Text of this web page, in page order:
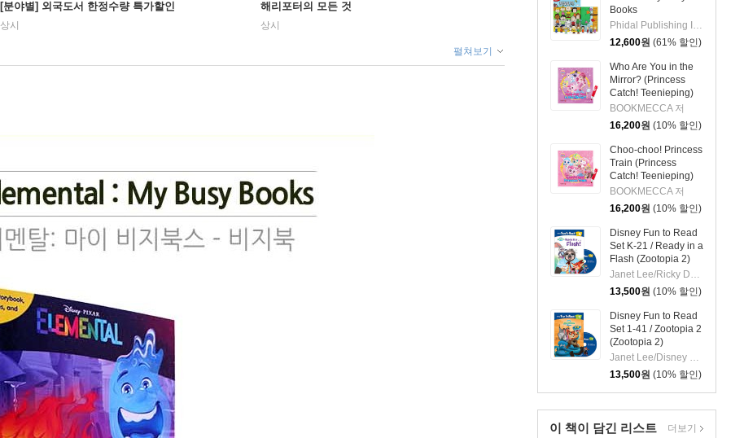
Books
Phidal Publishing Inc.
12,600원 (61% 할인)
Who Are You in the
Mirror? (Princess
Catch! Teenieping)
(세이펜호환 / QR음원
포함)
BOOKMECCA 저
16,200원 (10% 할인)
Choo-choo! Princess
Train (Princess
Catch! Teenieping)
(세이펜호환 / QR음원
포함)
BOOKMECCA 저
16,200원 (10% 할인)
Disney Fun to Read
Set K-21 / Ready in a
Flash (Zootopia 2)
Janet Lee/Ricky De Los Angeles (ILT)
13,500원 (10% 할인)
Disney Fun to Read
Set 1-41 / Zootopia 2
(Zootopia 2)
Janet Lee/Disney Storybook Art Team (ILT)
13,500원 (10% 할인)
이 책이 담긴 리스트 더보기
[분야별] 외국도서 한정수량 특가할인
상시
해리포터의 모든 것
상시
펼쳐보기